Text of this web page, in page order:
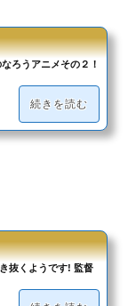
ろうアニメその２！
続きを読む
抜くようです! 監督